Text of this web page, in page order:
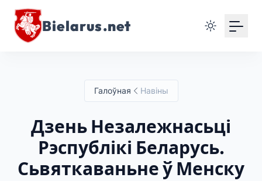
Bielarus.net
Галоўная Навіны
Дзень Незалежнасьці
Рэспублікі Беларусь.
Сьвяткаваньне ў Менску